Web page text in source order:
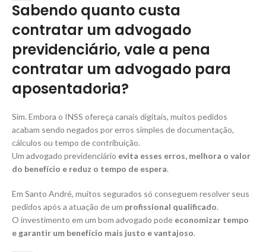
Sabendo quanto custa
contratar um advogado
previdenciário, vale a pena
contratar um advogado para
aposentadoria?
Sim. Embora o INSS ofereça canais digitais, muitos pedidos
acabam sendo negados por erros simples de documentação,
cálculos ou tempo de contribuição.
Um advogado previdenciário evita esses erros, melhora o valor
do benefício e reduz o tempo de espera.
Em Santo André, muitos segurados só conseguem resolver seus
pedidos após a atuação de um profissional qualificado.
O investimento em um bom advogado pode economizar tempo
e garantir um benefício mais justo e vantajoso.